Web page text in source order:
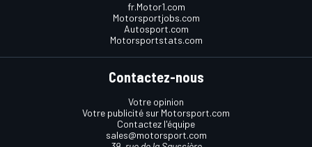
fr.Motor1.com
Motorsportjobs.com
Autosport.com
Motorsportstats.com
Contactez-nous
Votre opinion
Votre publicité sur Motorsport.com
Contactez l'équipe
sales@motorsport.com